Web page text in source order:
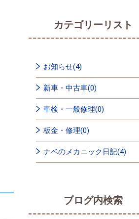
カテゴリーリスト
お知らせ(4)
新車・中古車(0)
車検・一般修理(0)
板金・修理(0)
ナベのメカニック日記(4)
ブログ内検索